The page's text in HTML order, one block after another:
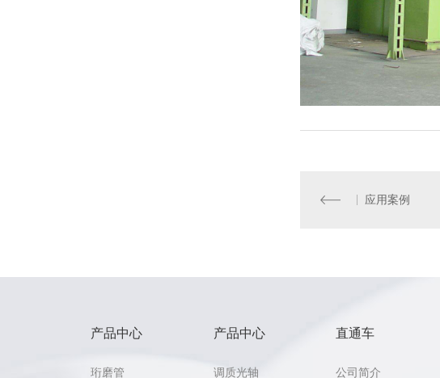
应用案例
产品中心
珩磨管
产品中心
调质光轴
直通车
公司简介